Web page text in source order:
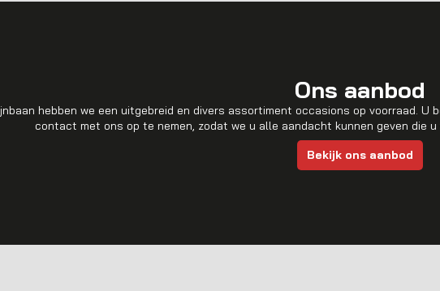
Ons aanbod
hebben we een uitgebreid en divers assortiment occasions op voorraad. U
contact met ons op te nemen, zodat we u alle aandacht kunnen geven die
Bekijk ons aanbod